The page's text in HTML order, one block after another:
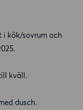
i kök/sovrum och
kväll.
dusch.